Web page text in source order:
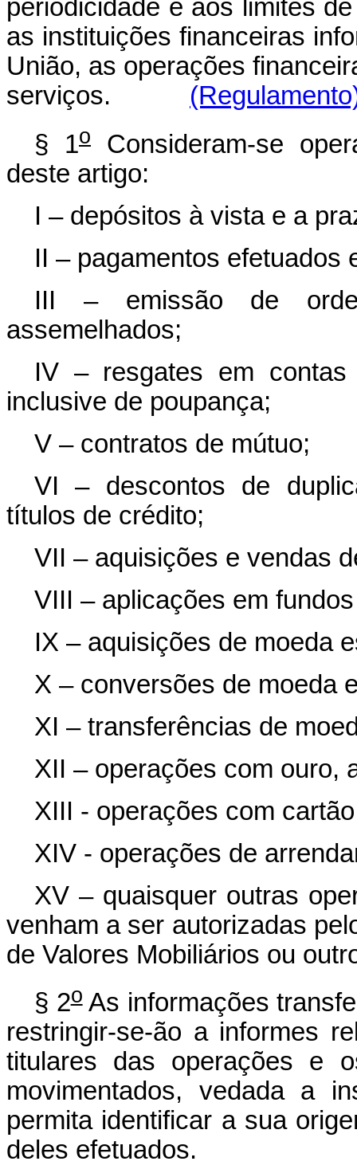
periodicidade e aos limites
as instituições financeiras
União, as operações
serviços.
§ 1o
Consideram-se
deste artigo:
I – depósitos à vista e a
II – pagamentos efetuados
III – emissão de
assemelhados;
IV – resgates em
inclusive de poupança;
V – contratos de mútuo;
VI – descontos de
títulos de crédito;
VII – aquisições e vendas
VIII – aplicações em
IX – aquisições de moeda
X – conversões de moeda
XI – transferências de
XII – operações com ouro,
XIII - operações com
XIV - operações de
XV – quaisquer outras
venham a ser autorizadas
de Valores Mobiliários ou
§ 2oAs informações
restringir-se-ão a informes
titulares das operações e
movimentados, vedada a
permita identificar a sua
deles efetuados.